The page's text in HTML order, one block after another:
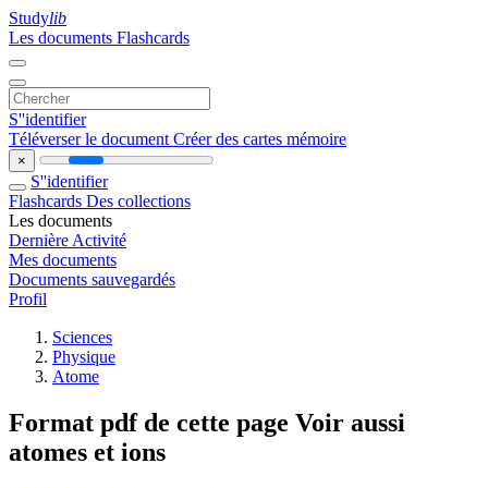
Studylib
Les documents Flashcards
S''identifier
Téléverser le document Créer des cartes mémoire
×
S''identifier
Flashcards Des collections
Les documents
Dernière Activité
Mes documents
Documents sauvegardés
Profil
Sciences
Physique
Atome
Format pdf de cette page Voir aussi
atomes et ions